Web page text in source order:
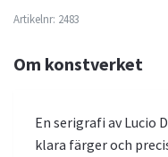
Artikelnr: 2483
Om konstverket
En serigrafi av Lucio
klara färger och